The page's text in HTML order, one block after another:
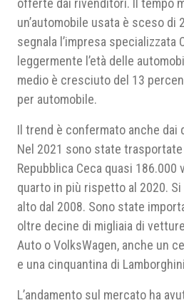
offerte dai rivenditori. Il tempo
un’automobile usata è sceso di
segnala l’impresa specializzata
leggermente l’età delle
medio è cresciuto del 13
per automobile.
Il trend è confermato anche dai
Nel 2021 sono state trasportate
Repubblica Ceca quasi
quarto in più rispetto al 2020.
alto dal 2008. Sono state
oltre decine di migliaia di
Auto o VolksWagen, anche un
e una cinquantina di
L’andamento sul mercato ha